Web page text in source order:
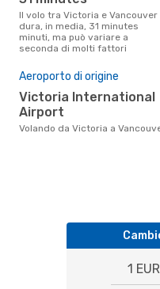
Il volo tra Victoria e Vancouver
dura, in media, 31 minutes
minuti, ma può variare a
seconda di molti fattori
Aeroporto di origine
Victoria International
Airport
Volando da Victoria a
1